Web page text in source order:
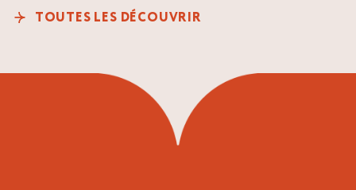
TOUTES LES DÉCOUVRIR